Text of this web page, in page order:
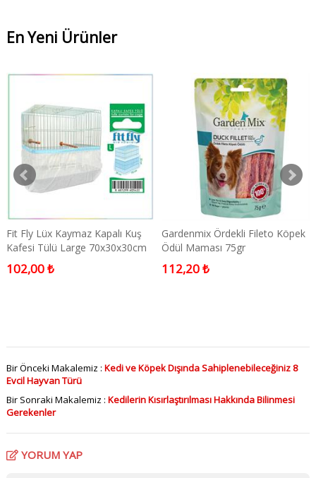
En Yeni Ürünler
Fit Fly Lüx Kaymaz Kapalı Kuş
Kafesi Tülü Large 70x30x30cm
102,00 ₺
Gardenmix Ördekli Fileto Köpek
Ödül Maması 75gr
112,20 ₺
Bir Önceki Makalemiz : Kedi ve Köpek Dışında Sahiplenebileceğiniz 8
Evcil Hayvan Türü
Bir Sonraki Makalemiz : Kedilerin Kısırlaştırılması Hakkında Bilinmesi
Gerekenler
YORUM YAP